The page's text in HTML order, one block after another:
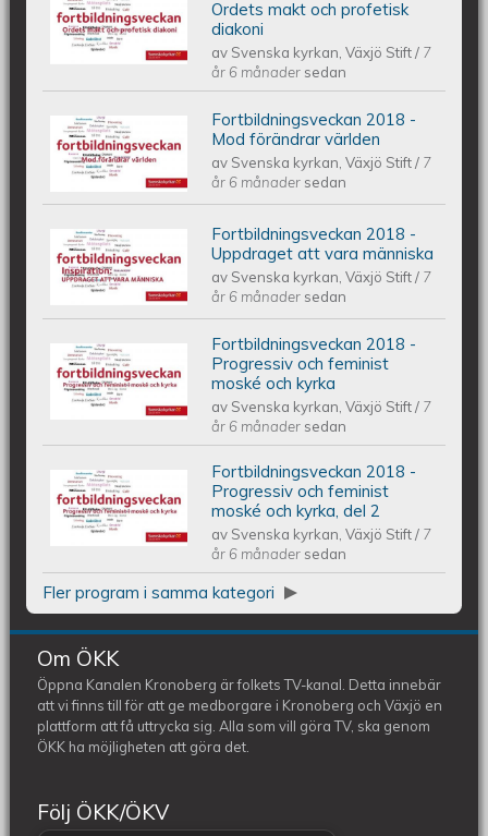
Fortbildningsveckan 2018 - Ordets
makt och profetisk diakoni
Ordets makt och profetisk
diakoni
av Svenska kyrkan, Växjö Stift/ 7
år 6 månader sedan
Fortbildningsveckan 2018 - Mod
förändrar världen
Fortbildningsveckan 2018 -
Mod förändrar världen
av Svenska kyrkan, Växjö Stift/ 7
år 6 månader sedan
Fortbildningsveckan 2018 -
Uppdraget att vara människa
Fortbildningsveckan 2018 -
Uppdraget att vara människa
av Svenska kyrkan, Växjö Stift/ 7
år 6 månader sedan
Fortbildningsveckan 2018 -
Progressiv och feminist moské och
kyrka
Fortbildningsveckan 2018 -
Progressiv och feminist
moské och kyrka
av Svenska kyrkan, Växjö Stift/ 7
år 6 månader sedan
Fortbildningsveckan 2018 -
Progressiv och feminist moské och
kyrka, del 2
Fortbildningsveckan 2018 -
Progressiv och feminist
moské och kyrka, del 2
av Svenska kyrkan, Växjö Stift/ 7
år 6 månader sedan
Fler program i samma kategori
Om ÖKK
Öppna Kanalen Kronoberg är folkets TV-kanal. Detta innebär
att vi finns till för att ge medborgare i Kronoberg och Växjö en
plattform att få uttrycka sig. Alla som vill göra TV, ska genom
ÖKK ha möjligheten att göra det.
Följ ÖKK/ÖKV